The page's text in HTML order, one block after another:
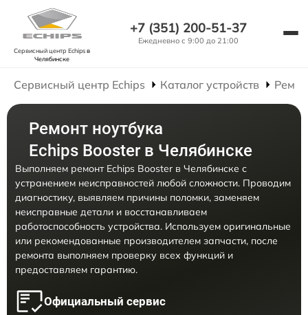
Сервисный центр Echipsв
Челябинске
+7 (351) 200-51-37
Ежедневно с 9:00 до 21:00
Сервисный центр Echips Каталог устройств
Ремонт ноутбука
Echips Booster в Челябинске
Выполняем ремонт Echips Booster в Челябинске с
устранением неисправностей любой сложности. Проводим
диагностику, выявляем причины поломки, заменяем
неисправные детали и восстанавливаем
работоспособность устройства. Используем оригинальные
или рекомендованные производителем запчасти, после
ремонта выполняем проверку всех функций и
предоставляем гарантию.
Официальный сервис